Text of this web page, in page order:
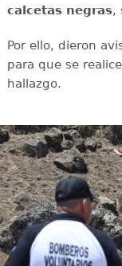
calcetas negras,
Por ello, dieron
para que se
hallazgo.